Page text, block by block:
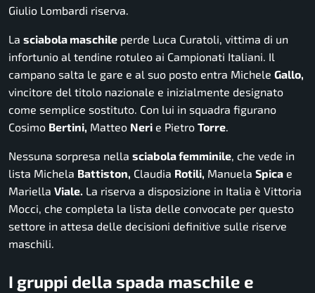
Giulio Lombardi riserva.
La sciabola maschile perde Luca Curatoli, vittima di un
infortunio al tendine rotuleo ai Campionati Italiani. Il
campano salta le gare e al suo posto entra Michele Gallo,
vincitore del titolo nazionale e inizialmente designato
come semplice sostituto. Con lui in squadra figurano
Cosimo Bertini, Matteo Neri e Pietro Torre.
Nessuna sorpresa nella sciabola femminile, che vede in
lista Michela Battiston, Claudia Rotili, Manuela Spica e
Mariella Viale. La riserva a disposizione in Italia è Vittoria
Mocci, che completa la lista delle convocate per questo
settore in attesa delle decisioni definitive sulle riserve
maschili.
I gruppi della spada maschile e